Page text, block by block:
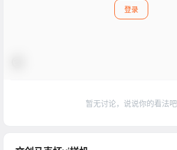
登录
暂无讨论，说说你的看法吧